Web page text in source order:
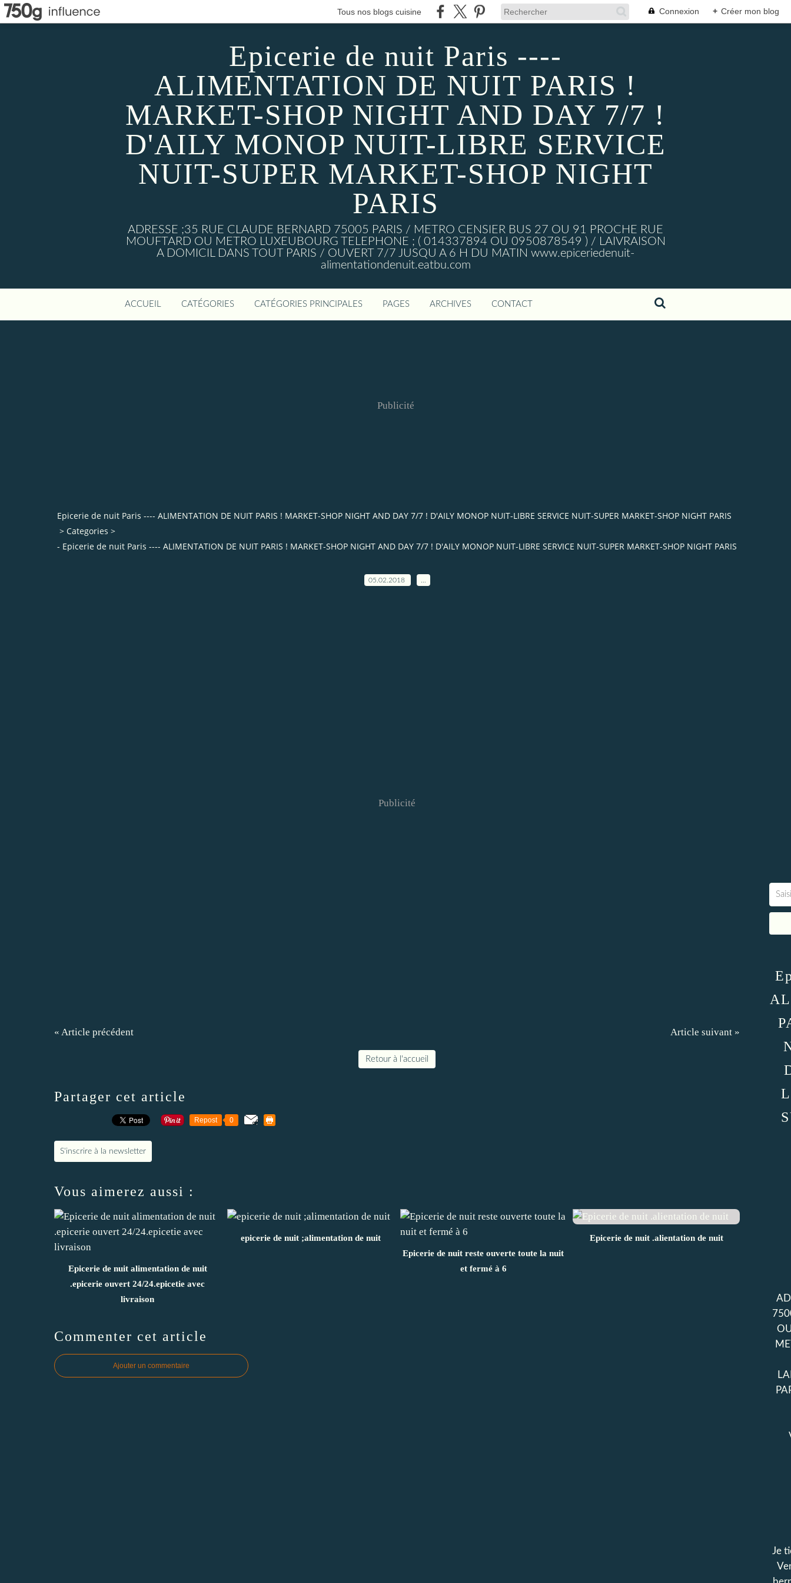
Tous nos blogs cuisine Connexion + Créer mon blog
Epicerie de nuit Paris ----
ALIMENTATION DE NUIT PARIS !
MARKET-SHOP NIGHT AND DAY 7/7 !
D'AILY MONOP NUIT-LIBRE SERVICE
NUIT-SUPER MARKET-SHOP NIGHT
PARIS
ADRESSE ;35 RUE CLAUDE BERNARD 75005 PARIS / METRO CENSIER BUS 27 OU 91 PROCHE RUE
MOUFTARD OU METRO LUXEUBOURG TELEPHONE ; ( 014337894 OU 0950878549 ) / LAIVRAISON
A DOMICIL DANS TOUT PARIS / OUVERT 7/7 JUSQU A 6 H DU MATIN www.epiceriedenuit-
alimentationdenuit.eatbu.com
ACCUEIL CATÉGORIES CATÉGORIES PRINCIPALES PAGES ARCHIVES CONTACT
Publicité
Epicerie de nuit Paris ---- ALIMENTATION DE NUIT PARIS ! MARKET-SHOP NIGHT AND DAY 7/7 ! D'AILY MONOP NUIT-LIBRE SERVICE NUIT-SUPER MARKET-SHOP NIGHT PARIS
> Categories >
- Epicerie de nuit Paris ---- ALIMENTATION DE NUIT PARIS ! MARKET-SHOP NIGHT AND DAY 7/7 ! D'AILY MONOP NUIT-LIBRE SERVICE NUIT-SUPER MARKET-SHOP NIGHT PARIS
05.02.2018
Publicité
« Article précédent Article suivant »
Retour à l'accueil
Partager cet article
Repost 0
S'inscrire à la newsletter
Vous aimerez aussi :
Epicerie de nuit alimentation de nuit
.epicerie ouvert 24/24.epicetie avec
livraison
epicerie de nuit ;alimentation de nuit
Epicerie de nuit reste ouverte toute la nuit
et fermé à 6
Epicerie de nuit .alientation de nuit
Commenter cet article
Ajouter un commentaire
Je